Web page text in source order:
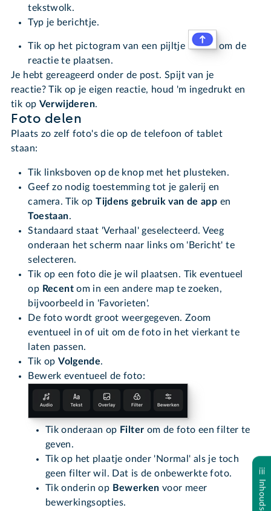
tekstwolk.
Typ je berichtje.
Tik op het pictogram van een pijltje
om de
reactie te plaatsen.
Je hebt gereageerd onder de post. Spijt van je
reactie? Tik op je eigen reactie, houd 'm ingedrukt en
tik op Verwijderen.
Foto delen
Plaats zo zelf foto's die op de telefoon of tablet
staan:
Tik linksboven op de knop met het plusteken.
Geef zo nodig toestemming tot je galerij en
camera. Tik opTijdens gebruik van de app en
Toestaan.
Standaard staat 'Verhaal' geselecteerd. Veeg
onderaan het scherm naar links om 'Bericht' te
selecteren.
Tik op een foto die je wil plaatsen. Tik eventueel
op Recentom in een andere map te zoeken,
bijvoorbeeld in 'Favorieten'.
De foto wordt groot weergegeven. Zoom
eventueel in of uit om de foto in het vierkant te
laten passen.
Tik opVolgende.
Bewerk eventueel de foto:
Tik onderaan op Filter om de foto een filter te
geven.
Tik op het plaatje onder 'Normal' als je toch
geen filter wil. Dat is de onbewerkte foto.
Tik onderin op Bewerkenvoor meer
bewerkingsopties.